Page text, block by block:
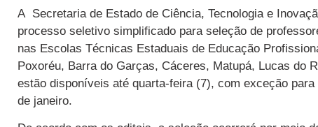
A Secretaria de Estado de Ciência, Tecnologia e
processo seletivo simplificado para seleção de
nas Escolas Técnicas Estaduais de Educação
Poxoréu, Barra do Garças, Cáceres, Matupá, Lucas do
estão disponíveis até quarta-feira (7), com exceção
de janeiro.